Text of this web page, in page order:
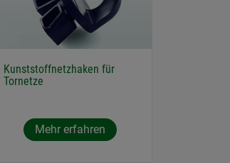
Kunststoffnetzhaken für
Tornetze
Mehr erfahren